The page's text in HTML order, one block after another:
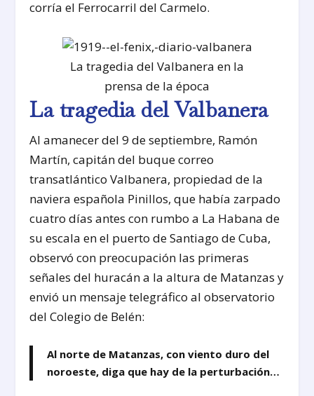
corría el Ferrocarril del Carmelo.
La tragedia del Valbanera en la
prensa de la época
La tragedia del Valbanera
Al amanecer del 9 de septiembre, Ramón
Martín, capitán del buque correo
transatlántico Valbanera, propiedad de la
naviera española Pinillos, que había zarpado
cuatro días antes con rumbo a La Habana de
su escala en el puerto de Santiago de Cuba,
observó con preocupación las primeras
señales del huracán a la altura de Matanzas y
envió un mensaje telegráfico al observatorio
del Colegio de Belén:
Al norte de Matanzas, con viento duro del
noroeste, diga que hay de la perturbación…